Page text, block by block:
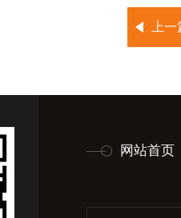
上
网站首页